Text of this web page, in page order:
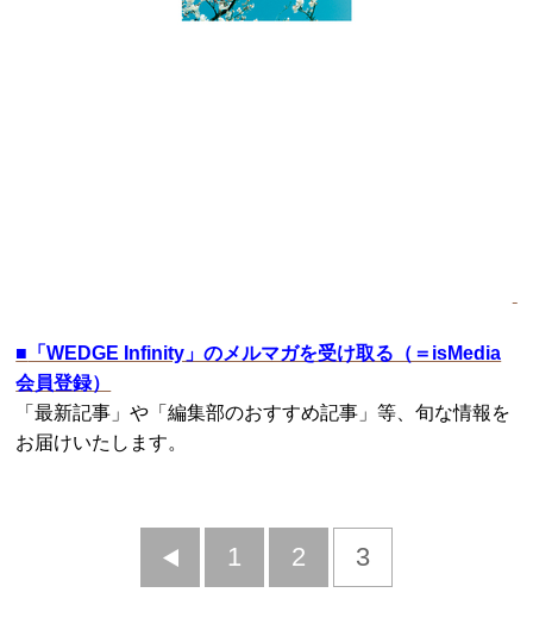
■ 「WEDGE Infinity」のメルマガを受け取る（＝isMedia
会員登録）
「最新記事」や「編集部のおすすめ記事」等、旬な情報を
お届けいたします。
前
1 2 3